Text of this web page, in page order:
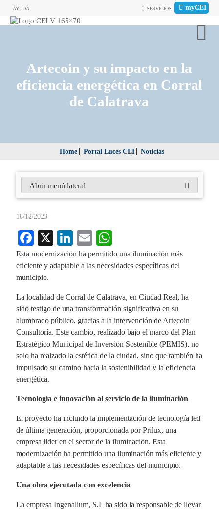
AYUDA myCEI
SERVICIOS
Artecoin y su impacto en la
eficiencia energética en Corral
de Calatrava
Home Portal Luces CEI Noticias
18/12/2023
Fa
ce
bo
ok
X
Li
nk
ed
E
m
ail
ha
ts
pp
Esta modernización ha permitido una iluminación más
eficiente y adaptable a las necesidades específicas del
municipio.
La localidad de Corral de Calatrava, en Ciudad Real, ha
sido testigo de una transformación significativa en su
alumbrado público, gracias a la intervención de Artecoin
Consultoría. Este cambio, realizado bajo el marco del Plan
Estratégico Municipal de Inversión Sostenible (PEMIS), no
solo ha realzado la estética de la ciudad, sino que también ha
impulsado su camino hacia la sostenibilidad y la eficiencia
energética.
Tecnología e innovación al servicio de la iluminación
El proyecto ha incluido la implementación de tecnología led
de última generación, proporcionada por Prilux, una
empresa líder en el sector de la iluminación. Esta
modernización ha permitido una iluminación más eficiente y
adaptable a las necesidades específicas del municipio.
Una obra ejecutada con excelencia
La empresa Ingenalium, S.L ha sido la responsable de llevar
Abrir menú lateral